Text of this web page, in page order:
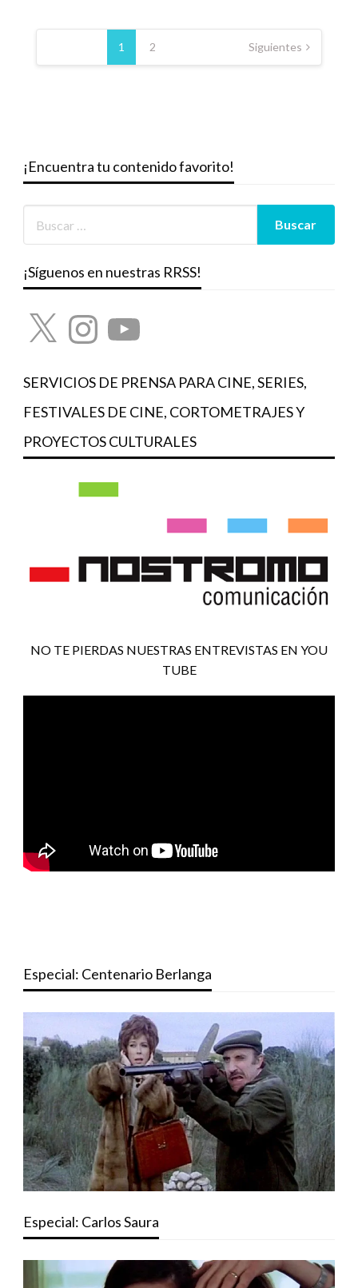
Paginación
entradas
1 2 Siguientes
¡Encuentra tu contenido favorito!
¡Síguenos en nuestras RRSS!
X InstagramYouTube
SERVICIOS DE PRENSA PARA CINE, SERIES,
FESTIVALES DE CINE, CORTOMETRAJES Y
PROYECTOS CULTURALES
NO TE PIERDAS NUESTRAS ENTREVISTAS EN YOU
TUBE
Especial: Centenario Berlanga
Especial: Carlos Saura